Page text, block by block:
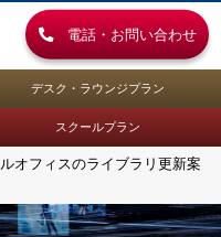
電話・お問い合わせ
デスク・ラウンジプラン
スクールプラン
オフィスのライブラリ更新案